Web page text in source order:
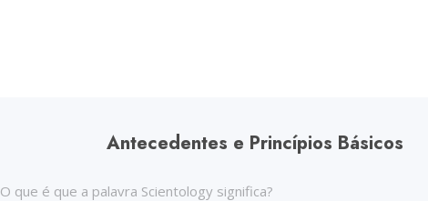
Antecedentes e Princípios Básicos
O que é que a palavra Scientology significa?